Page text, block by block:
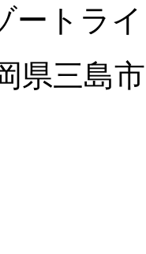
ートラ
県三島